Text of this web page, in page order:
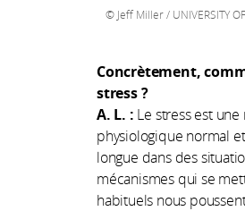
Jeff Miller / UNIVERSITY
Concrètement,
stress ?
A. L. : Le stress est
physiologique normal
longue dans des
mécanismes qui se
habituels nous